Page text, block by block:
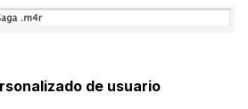
de usuario